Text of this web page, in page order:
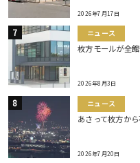
2026年7月17日
ニュース
枚方モールが全
2026年8月3日
ニュース
あさって枚方か
2026年7月20日